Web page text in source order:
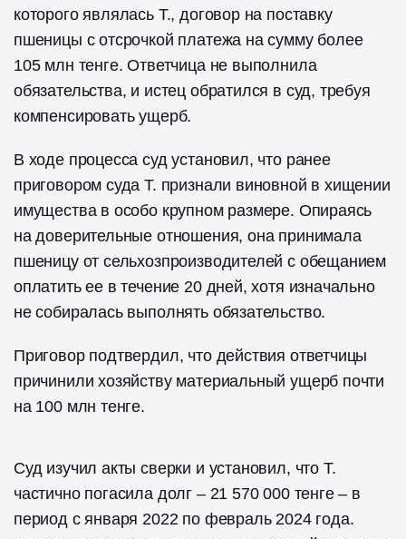
которого являлась Т., договор на поставку
пшеницы с отсрочкой платежа на сумму более
105 млн тенге. Ответчица не выполнила
обязательства, и истец обратился в суд, требуя
компенсировать ущерб.
В ходе процесса суд установил, что ранее
приговором суда Т. признали виновной в хищении
имущества в особо крупном размере. Опираясь
на доверительные отношения, она принимала
пшеницу от сельхозпроизводителей с обещанием
оплатить ее в течение 20 дней, хотя изначально
не собиралась выполнять обязательство.
Приговор подтвердил, что действия ответчицы
причинили хозяйству материальный ущерб почти
на 100 млн тенге.
Суд изучил акты сверки и установил, что Т.
частично погасила долг – 21 570 000 тенге – в
период с января 2022 по февраль 2024 года.